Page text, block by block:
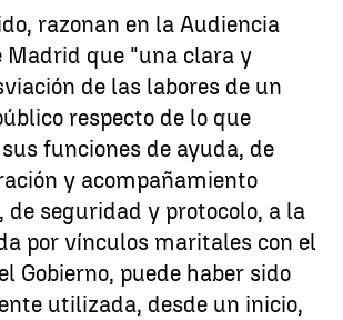
razonan en la Audiencia
Madrid que "una clara y
de las labores de un
respecto de lo que
funciones de ayuda, de
y acompañamiento
seguridad y protocolo, a la
por vínculos maritales con el
Gobierno, puede haber sido
utilizada, desde un inicio,